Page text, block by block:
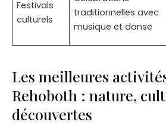
Festivals
culturels
traditionnelles avec
musique et danse
Les meilleures
Rehoboth : nature,
découvertes